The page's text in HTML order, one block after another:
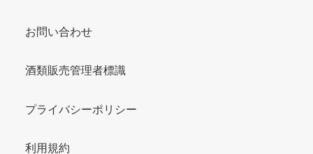
お問い合わせ
酒類販売管理者標識
プライバシーポリシー
利用規約